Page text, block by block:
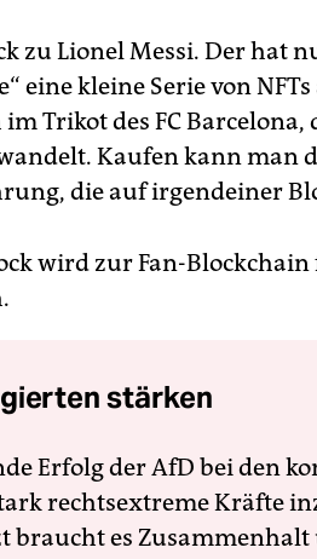
zu Lionel Messi. Der hat
eine kleine Serie von
im Trikot des FC
Kaufen kann man
die auf irgendeiner
wird zur Fan-
stärken
Erfolg der AfD bei den
rechtsextreme Kräfte
braucht es